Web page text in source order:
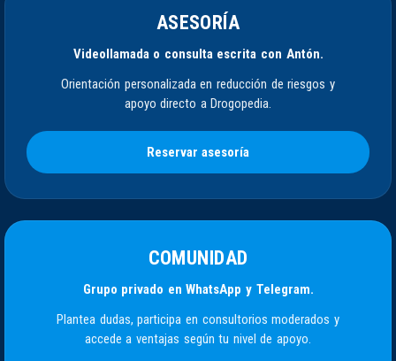
ASESORÍA
Videollamada o consulta escrita con Antón.
Orientación personalizada en reducción de riesgos y
apoyo directo a Drogopedia.
Reservar asesoría
COMUNIDAD
Grupo privado en WhatsApp y Telegram.
Plantea dudas, participa en consultorios moderados y
accede a ventajas según tu nivel de apoyo.